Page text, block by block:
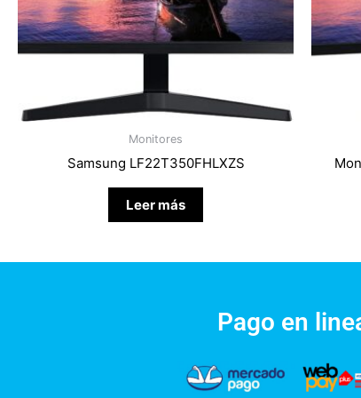
Monitores
Samsung LF22T350FHLXZS
Leer más
Pago en